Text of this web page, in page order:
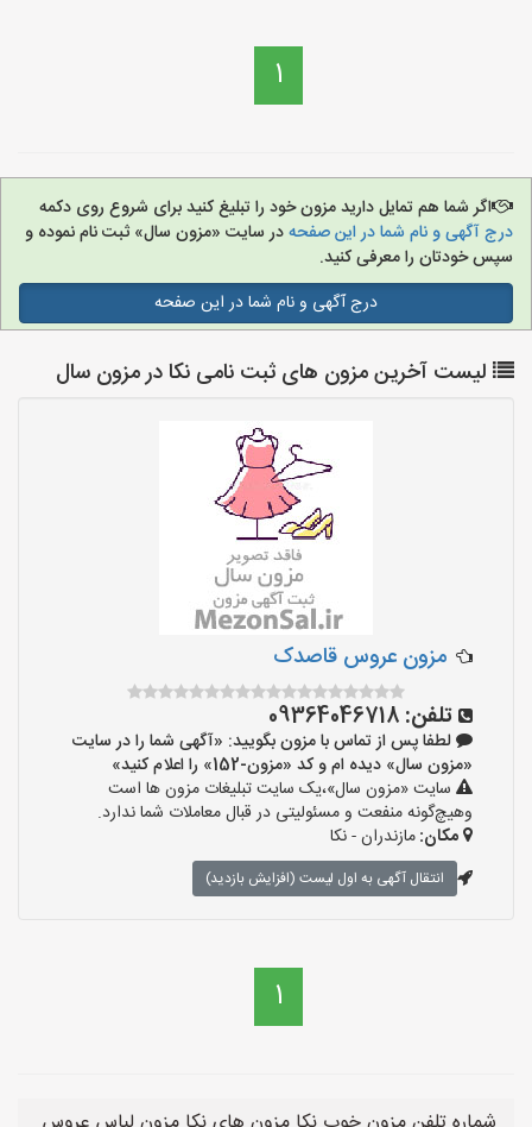
1
اگر شما هم تمایل دارید مزون خود را تبلیغ کنید برای شروع روی دکمه
درج آگهی و نام شما در این صفحهدر سایت «مزون سال» ثبت نام نموده و
سپس خودتان را معرفی کنید.
درج آگهی و نام شما در این صفحه
لیست آخرین مزون های ثبت نامی نکا در مزون سال
مزون عروس قاصدک
تلفن: 09364046718
لطفا پس از تماس با مزون بگویید: «آگهی شما را در سایت
«مزون سال» دیده ام و کد «مزون-152» را اعلام کنید»
سایت «مزون سال»،یک سایت تبلیغات مزون ها است
وهیچ‌گونه منفعت و مسئولیتی در قبال معاملات شما ندارد.
مکان:مازندران - نکا
انتقال آگهی به اول لیست (افزایش بازدید)
1